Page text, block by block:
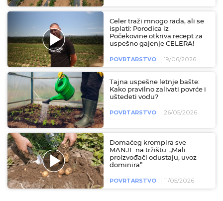
Celer traži mnogo rada, ali se
isplati: Porodica iz
Počekovine otkriva recept za
uspešno gajenje CELERA!
POVRTARSTVO 19/06/2026
Tajna uspešne letnje bašte:
Kako pravilno zalivati povrće i
uštedeti vodu?
POVRTARSTVO 26/05/2026
Domaćeg krompira sve
MANJE na tržištu: „Mali
proizvođači odustaju, uvoz
dominira”
POVRTARSTVO 11/05/2026